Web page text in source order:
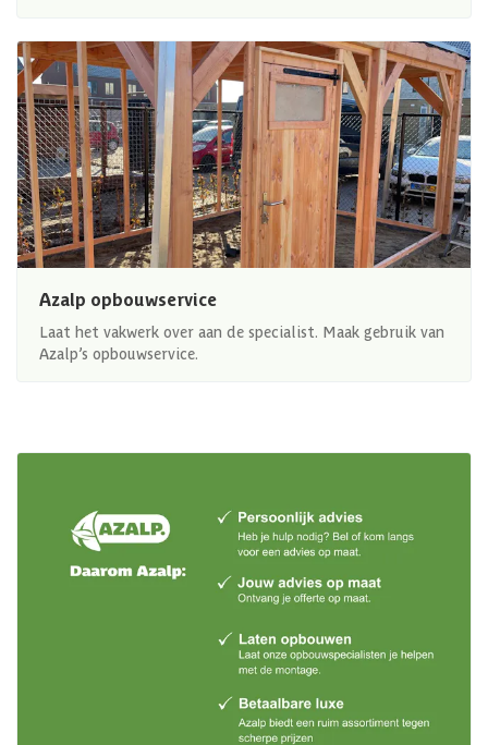
Azalp opbouwservice
Laat het vakwerk over aan de specialist. Maak gebruik van
Azalp’s opbouwservice.